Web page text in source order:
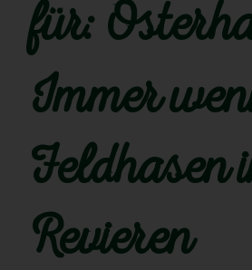
für:
Immer
Feldhasen
Revieren